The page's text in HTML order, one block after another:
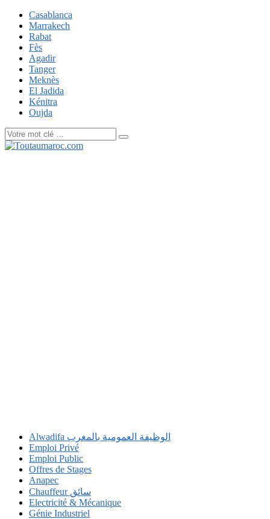
Casablanca
Marrakech
Rabat
Fès
Agadir
Tanger
Meknès
El Jadida
Kénitra
Oujda
Alwadifa الوظيفة العمومية بالمغرب
Emploi Privé
Emploi Public
Offres de Stages
Anapec
Chauffeur سائق
Electricité & Mécanique
Génie Industriel